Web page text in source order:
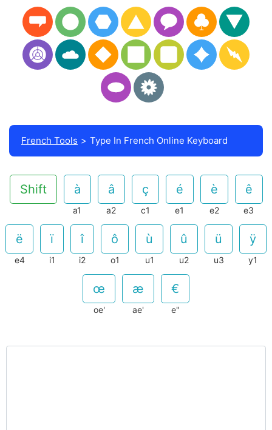
French Tools Type In French Online Keyboard
Shift
a1 a2 c1 e1 e2 e3
e4 i1 i2 o1 u1 u2 u3 y1
oe' ae' e"